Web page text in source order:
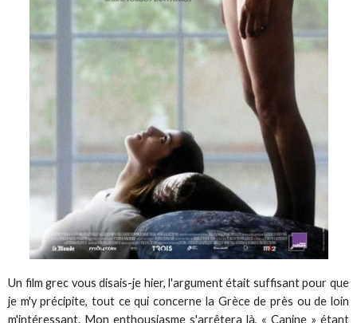
Un film grec vous disais-je hier, l'argument était suffisant pour que
je m'y précipite, tout ce qui concerne la Grèce de près ou de loin
m'intéressant. Mon enthousiasme s'arrêtera là, « Canine » étant